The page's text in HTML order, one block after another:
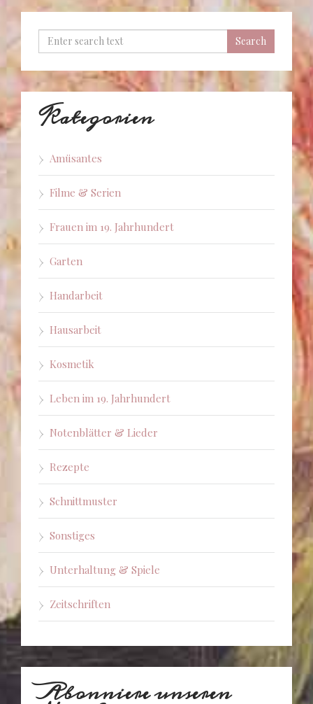
Kategorien
Amüsantes
Filme & Serien
Frauen im 19. Jahrhundert
Garten
Handarbeit
Hausarbeit
Kosmetik
Leben im 19. Jahrhundert
Notenblätter & Lieder
Rezepte
Schnittmuster
Sonstiges
Unterhaltung & Spiele
Zeitschriften
Abonniere unseren